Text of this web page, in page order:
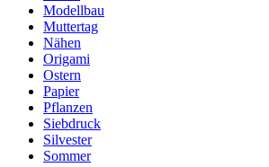
Modellbau
Muttertag
Nähen
Origami
Ostern
Papier
Pflanzen
Siebdruck
Silvester
Sommer